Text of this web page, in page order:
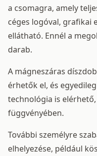
a csomagra, amely
céges logóval, grafikai
ellátható. Ennél a
darab.
A mágneszáras
érhetők el, és
technológia is
függvényében.
További személyre
elhelyezése, például